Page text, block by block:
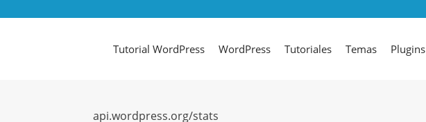
Tutorial WordPress WordPress Tutoriales Temas Plugins
api.wordpress.org/stats